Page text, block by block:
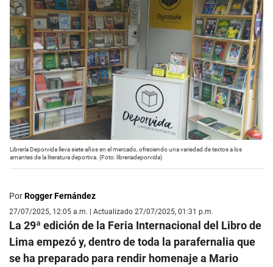
Librería Deporvida lleva siete años en el mercado, ofreciendo una variedad de textos a los
amantes de la literatura deportiva. (Foto: libreriadeporvida)
PorRogger Fernández
27/07/2025, 12:05 a.m. | Actualizado 27/07/2025, 01:31 p.m.
La 29ª edición de la Feria Internacional del Libro de
Lima empezó y, dentro de toda la parafernalia que
se ha preparado para rendir homenaje a Mario